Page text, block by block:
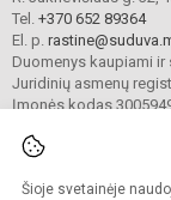
Šioje svetainėje
Tel. +370 652 89364
El. p.
Duomenys kaupiami ir
Juridinių asmenų
Įmonės kodas
© 2024.